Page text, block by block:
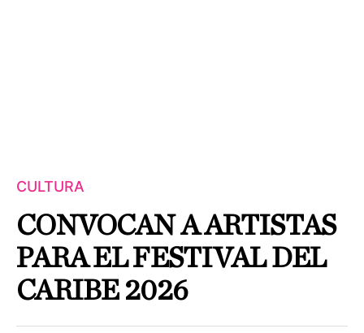
CULTURA
CONVOCAN A ARTISTAS
PARA EL FESTIVAL DEL
CARIBE 2026